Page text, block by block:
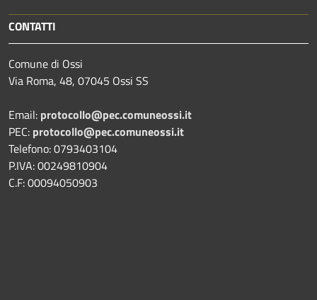
CONTATTI
Comune di Ossi
Via Roma, 48, 07045 Ossi SS
Email: protocollo@pec.comuneossi.it
PEC: protocollo@pec.comuneossi.it
Telefono: 0793403104
P.IVA: 00249810904
C.F: 00094050903